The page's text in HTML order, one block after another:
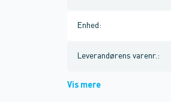
Enhed :
Leverandørens varenr. :
Vis mere